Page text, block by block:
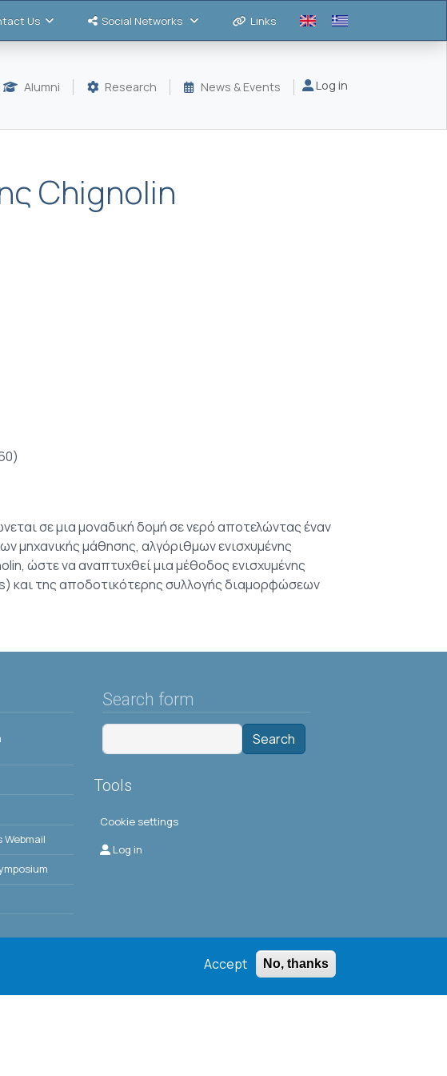
Us Social Networks Links
Alumni Research News & Events Log in
Chignolin
σε μια μοναδική δομή σε νερό αποτελώντας έναν
μηχανικής μάθησης, αλγόριθμων ενισχυμένης
ώστε να αναπτυχθεί μια μέθοδος ενισχυμένης
και της αποδοτικότερης συλλογής διαμορφώσεων
Search form
Search
Tools
Cookie settings
Μενού λογαριασμού χρήστη
Log in
Accept No, thanks